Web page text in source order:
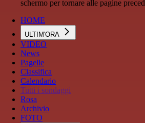
schermo per tornare alle pagine
HOME
ULTIM'ORA
VIDEO
News
Pagelle
Classifica
Calendario
Tutti i sondaggi
Rosa
Archivio
FOTO